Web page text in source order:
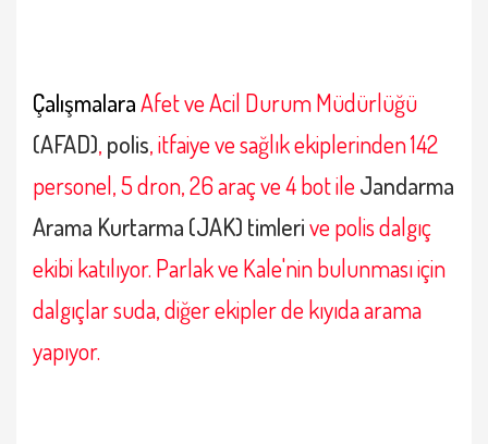
ÇalışmalaraAfet ve Acil Durum Müdürlüğü
(AFAD), polis, itfaiye ve sağlık ekiplerinden 142
personel, 5 dron, 26 araç ve 4 bot ileJandarma
Arama Kurtarma (JAK) timlerive polis dalgıç
ekibi katılıyor. Parlak ve Kale'nin bulunması için
dalgıçlar suda, diğer ekipler de kıyıda arama
yapıyor.